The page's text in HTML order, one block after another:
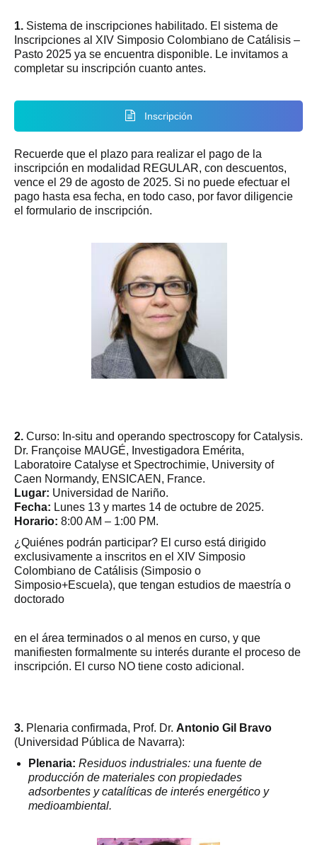
1. Sistema de inscripciones habilitado. El sistema de
Inscripciones al XIV Simposio Colombiano de Catálisis –
Pasto 2025 ya se encuentra disponible. Le invitamos a
completar su inscripción cuanto antes.
Inscripción
Recuerde que el plazo para realizar el pago de la
inscripción en modalidad REGULAR, con descuentos,
vence el 29 de agosto de 2025. Si no puede efectuar el
pago hasta esa fecha, en todo caso, por favor diligencie
el formulario de inscripción.
2. Curso: In-situ and operando spectroscopy for Catalysis.
Dr. Françoise MAUGÉ, Investigadora Emérita,
Laboratoire Catalyse et Spectrochimie, University of
Caen Normandy, ENSICAEN, France.
Lugar: Universidad de Nariño.
Fecha: Lunes 13 y martes 14 de octubre de 2025.
Horario: 8:00 AM – 1:00 PM.
¿Quiénes podrán participar? El curso está dirigido
exclusivamente a inscritos en el XIV Simposio
Colombiano de Catálisis (Simposio o
Simposio+Escuela), que tengan estudios de maestría o
doctorado
en el área terminados o al menos en curso, y que
manifiesten formalmente su interés durante el proceso de
inscripción. El curso NO tiene costo adicional.
3. Plenaria confirmada, Prof. Dr. Antonio Gil Bravo
(Universidad Pública de Navarra):
Plenaria: Residuos industriales: una fuente de
producción de materiales con propiedades
adsorbentes y catalíticas de interés energético y
medioambiental.